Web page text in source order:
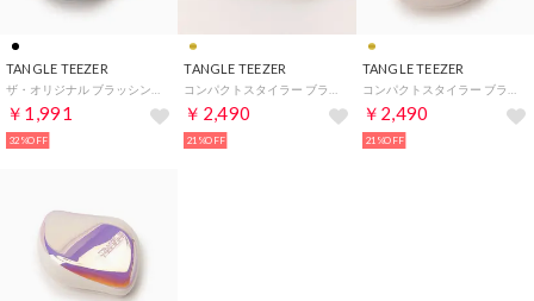
TANGLE TEEZER
￥1,991
32%OFF
TANGLE TEEZER
￥2,490
21%OFF
TANGLE TEEZER
￥2,490
21%OFF